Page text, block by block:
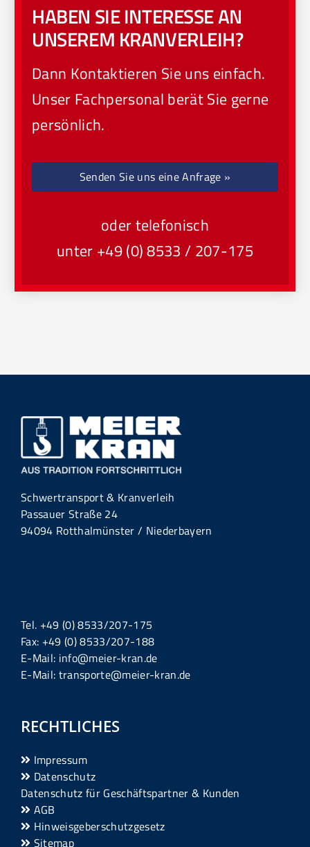
HABEN SIE INTERESSE AN
UNSEREM KRANVERLEIH?
Dann Kontaktieren Sie uns einfach.
Unser Fachpersonal berät Sie gerne
persönlich.
Senden Sie uns eine Anfrage »
oder telefonisch
unter +49 (0) 8533 / 207-175
Schwertransport & Kranverleih
Passauer Straße 24
94094 Rotthalmünster / Niederbayern
Tel. +49 (0) 8533/207-175
Fax: +49 (0) 8533/207-188
E-Mail: info@meier-kran.de
E-Mail: transporte@meier-kran.de
RECHTLICHES
Impressum
Datenschutz
Datenschutz für Geschäftspartner & Kunden
AGB
Hinweisgeberschutzgesetz
Sitemap